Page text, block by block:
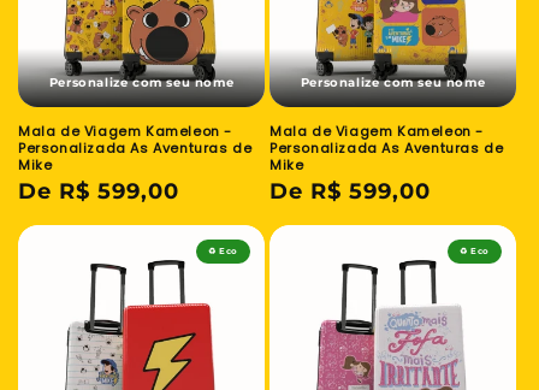
Personalize com seu nome
Mala de Viagem Kameleon -
Personalizada As Aventuras de
Mike
Preço
De R$ 599,00
Personalize com seu nome
Mala de Viagem Kameleon -
Personalizada As Aventuras de
Mike
Preço
De R$ 599,00
♻️ Eco ♻️ Eco